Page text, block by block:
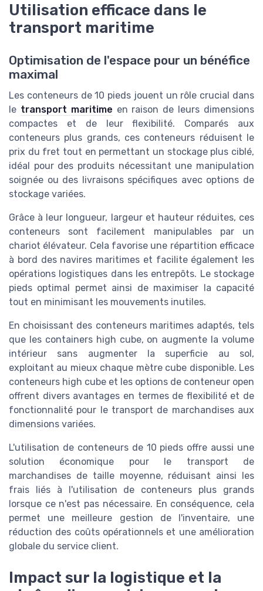
Utilisation efficace dans le
transport maritime
Optimisation de l'espace pour un bénéfice
maximal
Les conteneurs de 10 pieds jouent un rôle crucial dans
le transport maritime en raison de leurs dimensions
compactes et de leur flexibilité. Comparés aux
conteneurs plus grands, ces conteneurs réduisent le
prix du fret tout en permettant un stockage plus ciblé,
idéal pour des produits nécessitant une manipulation
soignée ou des livraisons spécifiques avec options de
stockage variées.
Grâce à leur longueur, largeur et hauteur réduites, ces
conteneurs sont facilement manipulables par un
chariot élévateur. Cela favorise une répartition efficace
à bord des navires maritimes et facilite également les
opérations logistiques dans les entrepôts. Le stockage
pieds optimal permet ainsi de maximiser la capacité
tout en minimisant les mouvements inutiles.
En choisissant des conteneurs maritimes adaptés, tels
que les containers high cube, on augmente la volume
intérieur sans augmenter la superficie au sol,
exploitant au mieux chaque mètre cube disponible. Les
conteneurs high cube et les options de conteneur open
offrent divers avantages en termes de flexibilité et de
fonctionnalité pour le transport de marchandises aux
dimensions variées.
L'utilisation de conteneurs de 10 pieds offre aussi une
solution économique pour le transport de
marchandises de taille moyenne, réduisant ainsi les
frais liés à l'utilisation de conteneurs plus grands
lorsque ce n'est pas nécessaire. En conséquence, cela
permet une meilleure gestion de l'inventaire, une
réduction des coûts opérationnels et une amélioration
globale du service client.
Impact sur la logistique et la